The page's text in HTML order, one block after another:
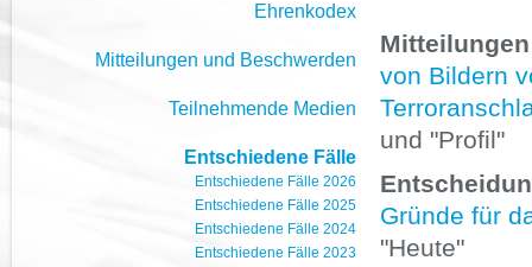
Ehrenkodex
Mitteilungen und Beschwerden
Teilnehmende Medien
Entschiedene Fälle
Entschiedene Fälle 2026
Entschiedene Fälle 2025
Entschiedene Fälle 2024
Entschiedene Fälle 2023
Mitteilungen
von Bildern
und "Profil"
Gründe für
"Heute"